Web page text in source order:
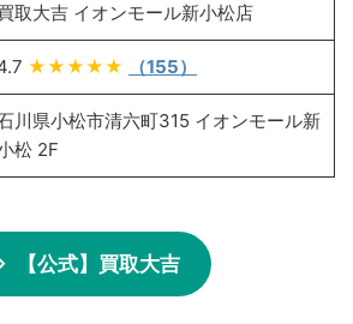
取大吉 イオンモール新小松店
★★★★★ （155）
川県小松市清六町315 イオンモール新
松 2F
【公式】買取大吉